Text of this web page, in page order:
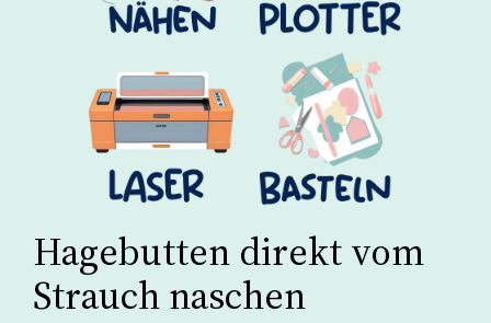
Hagebutten direkt vom
Strauch naschen